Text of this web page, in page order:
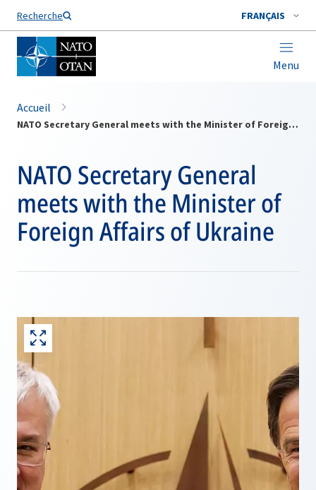
Recherche FRANÇAIS
Menu
Nom de famille*
Accueil
NATO Secretary General meets with the Minister of Foreign Affairs of Ukraine
NATO Secretary General
meets with the Minister of
Foreign Affairs of Ukraine